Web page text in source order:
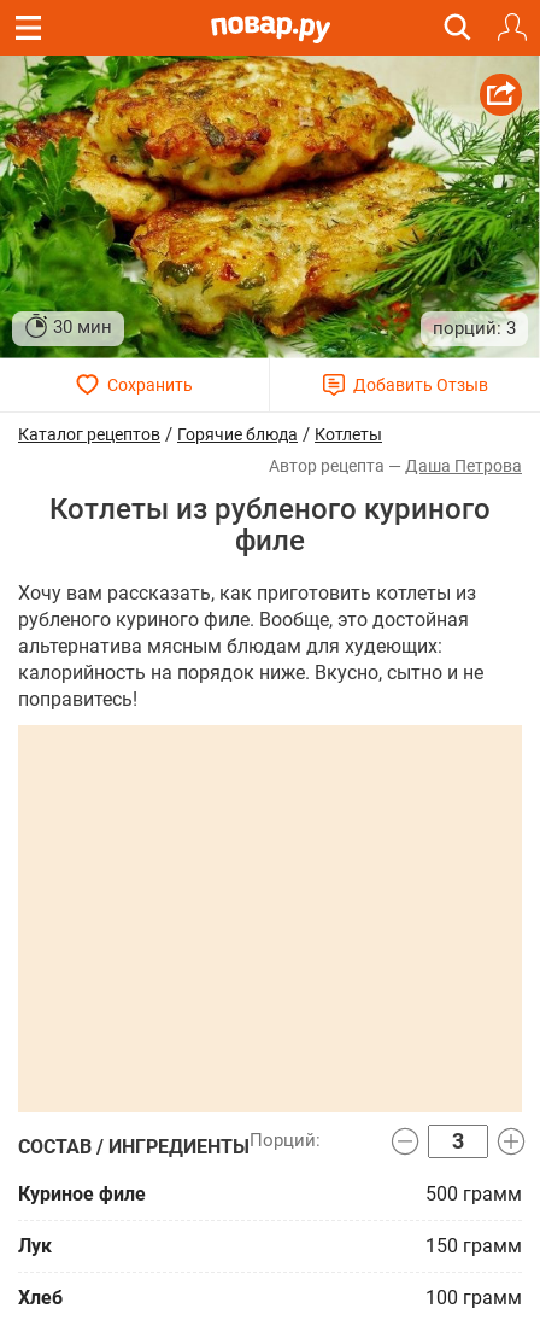
30 мин 3
Каталог рецептов / Горячие блюда / Котлеты
Даша Петрова
Котлеты из рубленого куриного
филе
Хочу вам рассказать, как приготовить котлеты из
рубленого куриного филе. Вообще, это достойная
альтернатива мясным блюдам для худеющих:
калорийность на порядок ниже. Вкусно, сытно и не
поправитесь!
СОСТАВ / ИНГРЕДИЕНТЫ
Куриное филе 500 грамм
Лук 150 грамм
Хлеб 100 грамм